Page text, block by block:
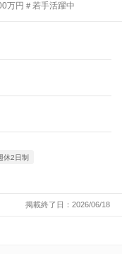
万円＃若手活躍中
休2日制
掲載終了日：2026/06/18